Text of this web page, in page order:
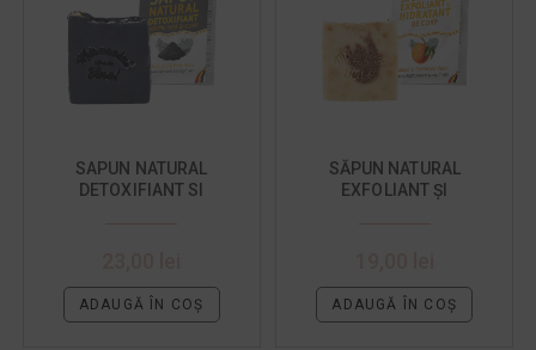
SAPUN NATURAL
DETOXIFIANT SI
ADAUGĂ ÎN COȘ
SĂPUN NATURAL
EXFOLIANT ȘI
ADAUGĂ ÎN COȘ